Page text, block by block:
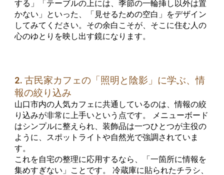
する」「テーブルの上には、季節の一輪挿し以外は置
かない」といった、「見せるための空白」をデザイン
してみてください。その余白こそが、そこに住む人の
心のゆとりを映し出す鏡になります。
2. 古民家カフェの「照明と陰影」に学ぶ、情
報の絞り込み
山口市内の人気カフェに共通しているのは、情報の絞
り込みが非常に上手いという点です。 メニューボード
はシンプルに整えられ、装飾品は一つひとつが主役の
ように、スポットライトや自然光で強調されていま
す。
これを自宅の整理に応用するなら、「一箇所に情報を
集めすぎない」ことです。 冷蔵庫に貼られたチラシ、